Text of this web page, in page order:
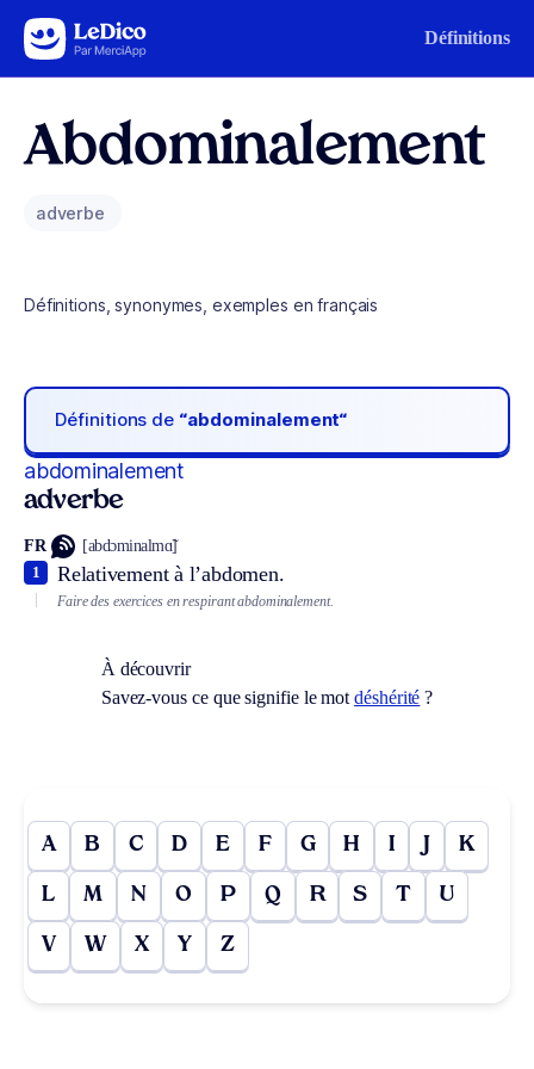
Aller au contenu Définitions
Abdominalement
adverbe
Définitions, synonymes, exemples en français
Définitions de “abdominalement“
abdominalement
adverbe
FR [abdɔminalmɑ̃]
Relativement à l’abdomen.
1
Faire des exercices en respirant abdominalement.
À découvrir
Savez-vous ce que signifie le motdéshérité ?
A B C D E F G H I J K
L M N O P Q R S T U
V W X Y Z